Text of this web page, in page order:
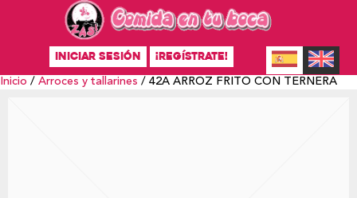
INICIAR SESIÓN ¡REGÍSTRATE!
Inicio / Arroces y tallarines / 42A ARROZ FRITO CON TERNERA